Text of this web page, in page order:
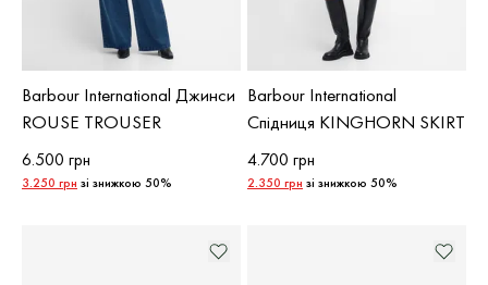
Barbour International Джинси
ROUSE TROUSER
6.500 грн
3.250 грн зі знижкою 50%
Barbour International
Спідниця KINGHORN SKIRT
4.700 грн
2.350 грн зі знижкою 50%